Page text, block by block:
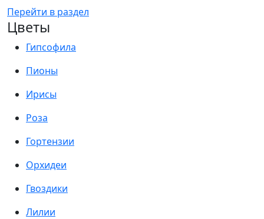
Перейти в раздел
Цветы
Гипсофила
Пионы
Ирисы
Роза
Гортензии
Орхидеи
Гвоздики
Лилии